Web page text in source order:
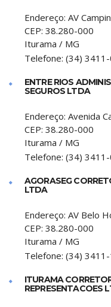
Endereço: AV
CEP: 38.280-000
Iturama / MG
Telefone: (34)
ENTRE RIOS
SEGUROS LTDA
Endereço: Avenida
CEP: 38.280-000
Iturama / MG
Telefone: (34)
AGORASEG
LTDA
Endereço: AV Belo
CEP: 38.280-000
Iturama / MG
Telefone: (34)
ITURAMA
REPRESENTACOES